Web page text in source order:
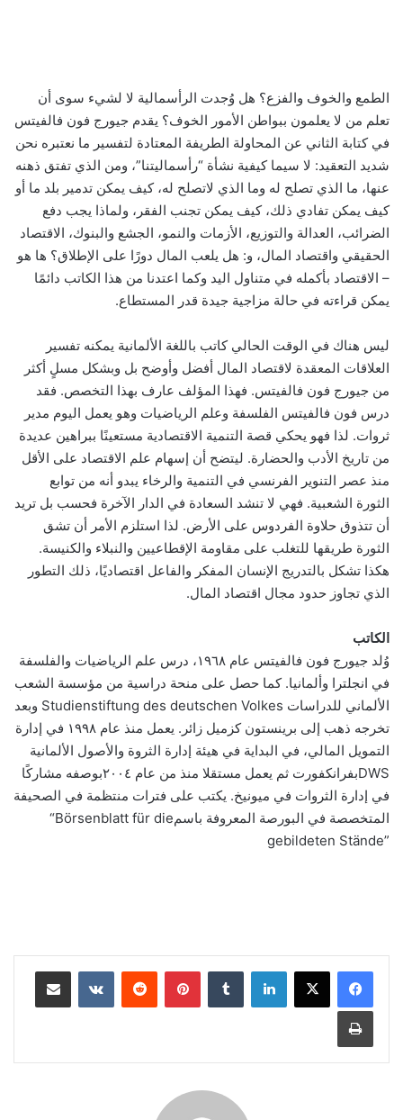
الطمع والخوف والفزع؟ هل وُجدت الرأسمالية لا لشيء سوى أن
تعلم من لا يعلمون ببواطن الأمور الخوف؟ يقدم جيورج فون فالفيتس
في كتابة الثاني عن المحاولة الطريفة المعتادة لتفسير ما نعتبره نحن
شديد التعقيد: لا سيما كيفية نشأة “رأسماليتنا”، ومن الذي تفتق ذهنه
عنها، ما الذي تصلح له وما الذي لاتصلح له، كيف يمكن تدمير بلد ما أو
كيف يمكن تفادي ذلك، كيف يمكن تجنب الفقر، ولماذا يجب دفع
الضرائب، العدالة والتوزيع، الأزمات والنمو، الجشع والبنوك، الاقتصاد
الحقيقي واقتصاد المال، و: هل يلعب المال دورًا على الإطلاق؟ ها هو
– الاقتصاد بأكمله في متناول اليد وكما اعتدنا من هذا الكاتب دائمًا
يمكن قراءته في حالة مزاجية جيدة قدر المستطاع.
ليس هناك في الوقت الحالي كاتب باللغة الألمانية يمكنه تفسير
العلاقات المعقدة لاقتصاد المال أفضل وأوضح بل وبشكل مسلٍ أكثر
من جيورج فون فالفيتس. فهذا المؤلف عارف بهذا التخصص. فقد
درس فون فالفيتس الفلسفة وعلم الرياضيات وهو يعمل اليوم مدير
ثروات. لذا فهو يحكي قصة التنمية الاقتصادية مستعينًا ببراهين عديدة
من تاريخ الأدب والحضارة. ليتضح أن إسهام علم الاقتصاد على الأقل
منذ عصر التنوير الفرنسي في التنمية والرخاء يبدو أنه من توابع
الثورة الشعبية. فهي لا تنشد السعادة في الدار الآخرة فحسب بل تريد
أن تتذوق حلاوة الفردوس على الأرض. لذا استلزم الأمر أن تشق
الثورة طريقها للتغلب على مقاومة الإقطاعيين والنبلاء والكنيسة.
هكذا تشكل بالتدريج الإنسان المفكر والفاعل اقتصاديًا، ذلك التطور
الذي تجاوز حدود مجال اقتصاد المال.
الكاتب
وُلد جيورج فون فالفيتس عام ١٩٦٨، درس علم الرياضيات والفلسفة
في انجلترا وألمانيا. كما حصل على منحة دراسية من مؤسسة الشعب
الألماني للدراسات Studienstiftung des deutschen Volkes وبعد
تخرجه ذهب إلى برينستون كزميل زائر. يعمل منذ عام ١٩٩٨ في إدارة
التمويل المالي، في البداية في هيئة إدارة الثروة والأصول الألمانية
DWS
بفرانكفورت ثم يعمل مستقلا منذ من عام ٢٠٠٤بوصفه مشاركًا
في إدارة الثروات في ميونيخ. يكتب على فترات منتظمة في الصحيفة
المتخصصة في البورصة المعروفة باسم“Börsenblatt für die
gebildeten Stände”
لينكدإن بينتيريست